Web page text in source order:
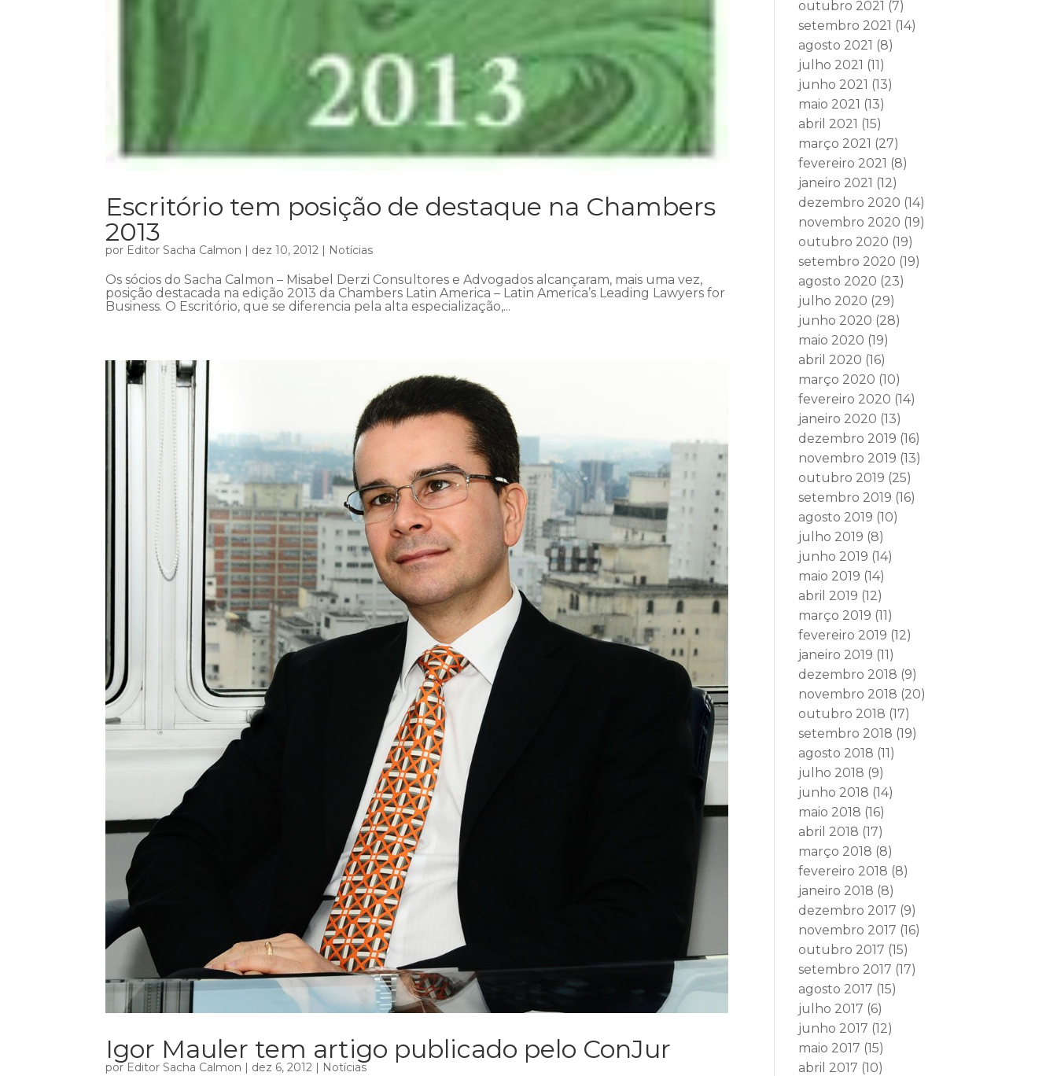
Escritório tem posição de destaque na Chambers
2013
por Editor Sacha Calmon dez 10, 2012 Notícias
Os sócios do Sacha Calmon – Misabel Derzi Consultores e Advogados alcançaram, mais uma vez,
posição destacada na edição 2013 da Chambers Latin America – Latin America’s Leading Lawyers for
Business. O Escritório, que se diferencia pela alta especialização,...
Igor Mauler tem artigo publicado pelo ConJur
por Editor Sacha Calmon | dez 6, 2012 | Notícias
outubro 2021 (7)
setembro 2021 (14)
agosto 2021 (8)
julho 2021 (11)
junho 2021 (13)
maio 2021 (13)
abril 2021 (15)
março 2021 (27)
fevereiro 2021 (8)
janeiro 2021 (12)
dezembro 2020 (14)
novembro 2020 (19)
outubro 2020 (19)
setembro 2020 (19)
agosto 2020 (23)
julho 2020 (29)
junho 2020 (28)
maio 2020 (19)
abril 2020 (16)
março 2020 (10)
fevereiro 2020 (14)
janeiro 2020 (13)
dezembro 2019 (16)
novembro 2019 (13)
outubro 2019 (25)
setembro 2019 (16)
agosto 2019 (10)
julho 2019 (8)
junho 2019 (14)
maio 2019 (14)
abril 2019 (12)
março 2019 (11)
fevereiro 2019 (12)
janeiro 2019 (11)
dezembro 2018 (9)
novembro 2018 (20)
outubro 2018 (17)
setembro 2018 (19)
agosto 2018 (11)
julho 2018 (9)
junho 2018 (14)
maio 2018 (16)
abril 2018 (17)
março 2018 (8)
fevereiro 2018 (8)
janeiro 2018 (8)
dezembro 2017 (9)
novembro 2017 (16)
outubro 2017 (15)
setembro 2017 (17)
agosto 2017 (15)
julho 2017 (6)
junho 2017 (12)
maio 2017 (15)
abril 2017 (10)